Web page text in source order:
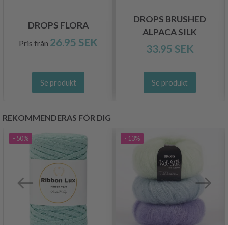
DROPS FLORA
Pris från 26.95 SEK
Se produkt
DROPS BRUSHED
ALPACA SILK
33.95 SEK
Se produkt
REKOMMENDERAS FÖR DIG
- 50% - 13%